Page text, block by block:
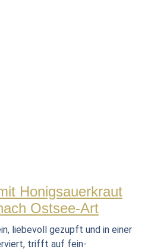
Honigsauerkraut
Ostsee-Art
liebevoll gezupft und in einer
trifft auf fein-